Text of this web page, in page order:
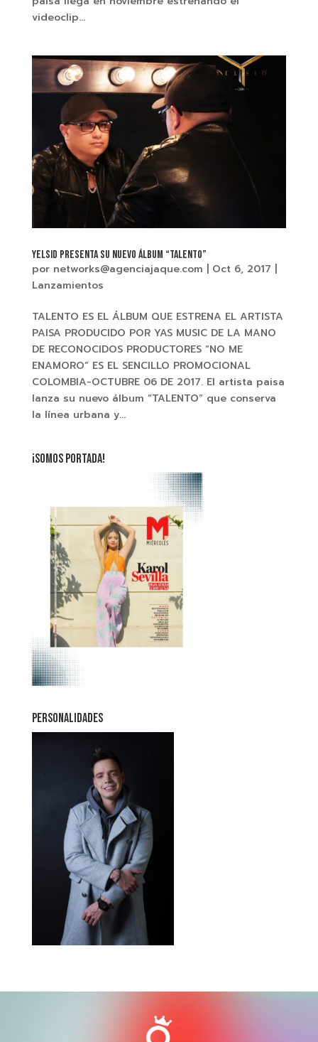
videoclip...
YELSID presenta su nuevo álbum “TALENTO”
por networks@agenciajaque.com Oct 6, 2017
Lanzamientos
TALENTO ES EL ÁLBUM QUE ESTRENA EL ARTISTA
PAISA PRODUCIDO POR YAS MUSIC DE LA MANO
DE RECONOCIDOS PRODUCTORES “NO ME
ENAMORO” ES EL SENCILLO PROMOCIONAL
COLOMBIA-OCTUBRE 06 DE 2017. El artista paisa
lanza su nuevo álbum “TALENTO” que conserva
la línea urbana y...
¡SOMOS PORTADA!
PERSONALIDADES